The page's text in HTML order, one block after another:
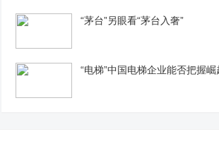
“茅台”另眼看“茅台入奢”
“电梯”中国电梯企业能否把握崛